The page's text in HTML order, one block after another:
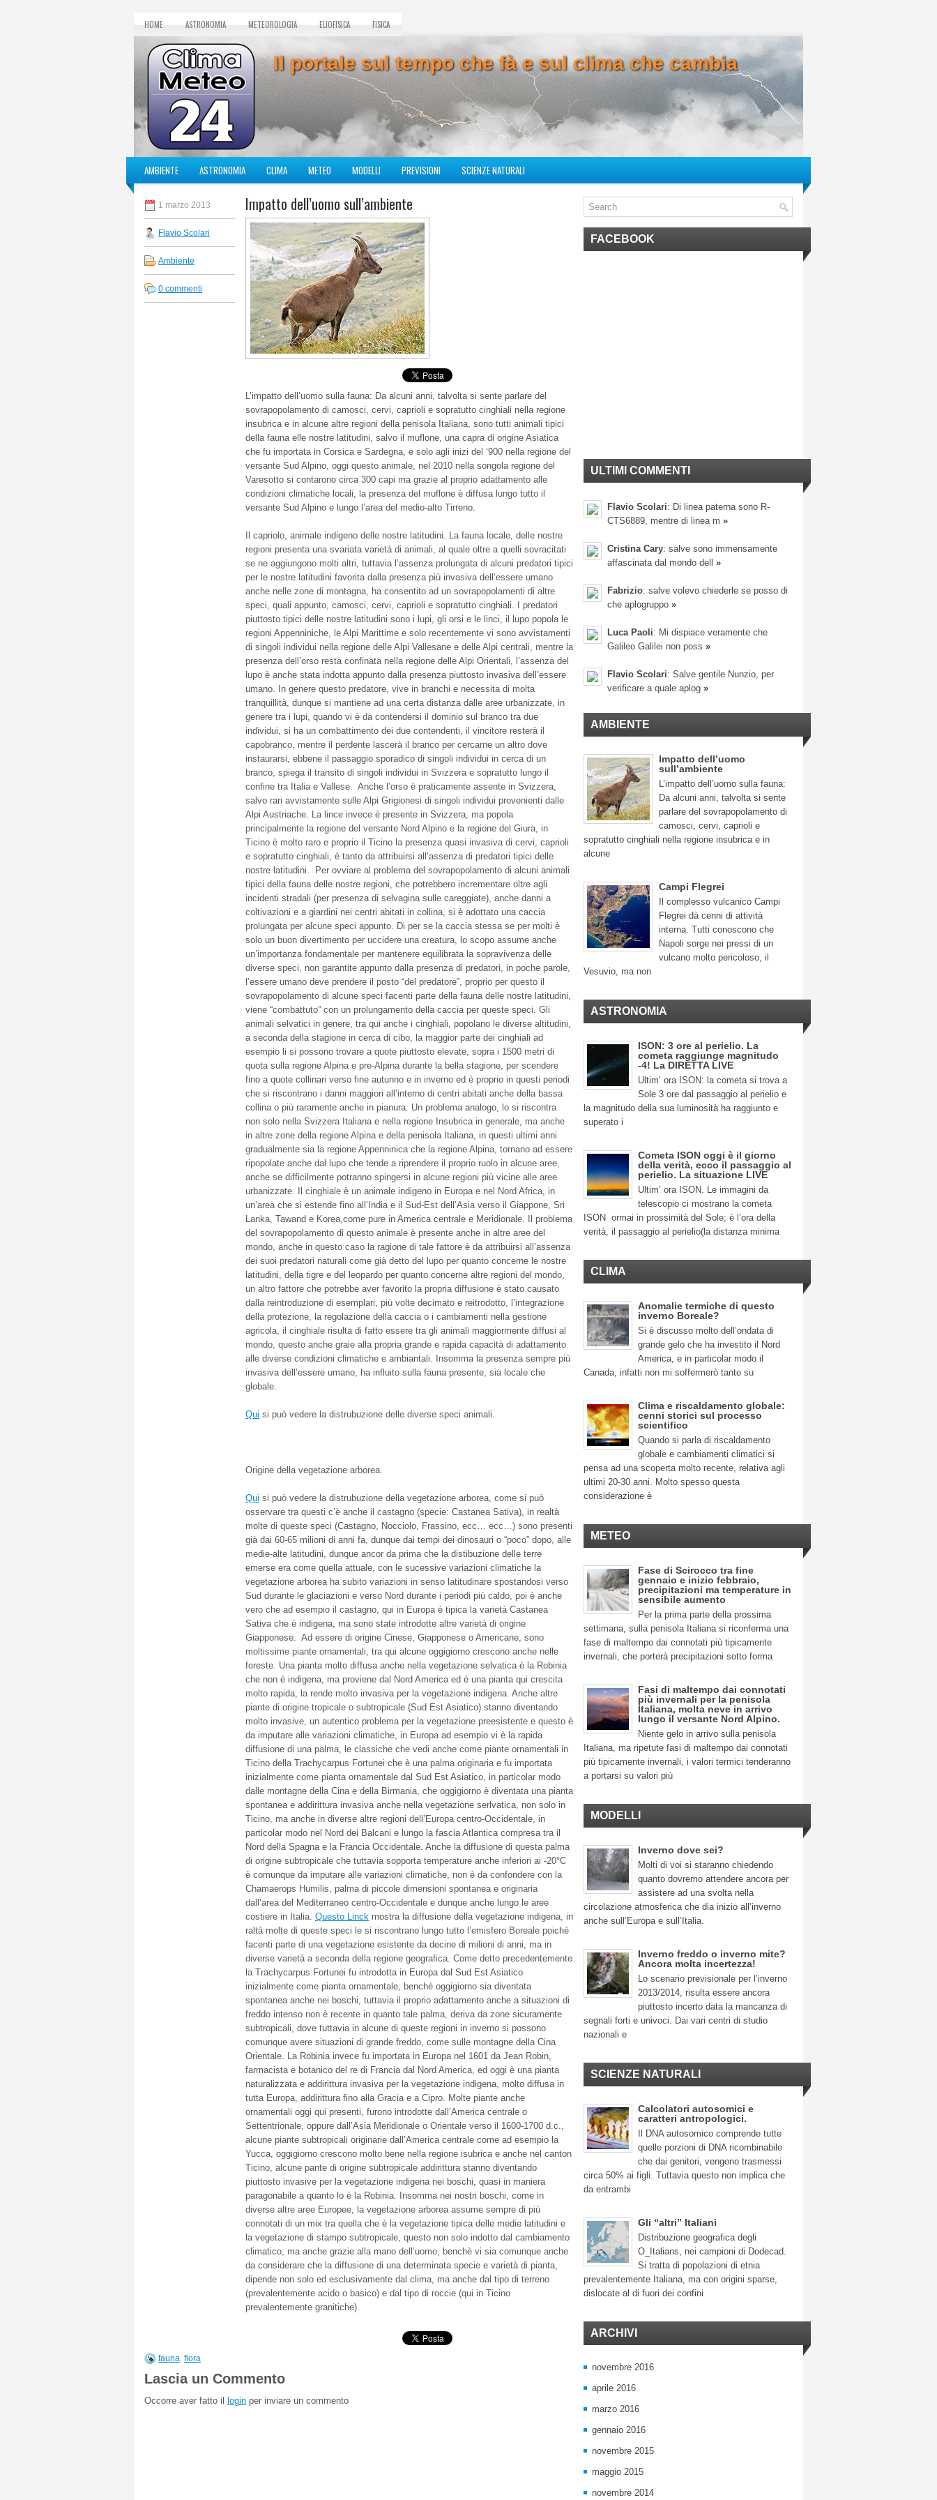
HOME ASTRONOMIA METEOROLOGIA ELIOFISICA FISICA
Il portale sul tempo che fà e sul clima che cambia
AMBIENTE ASTRONOMIA CLIMA METEO MODELLI PREVISIONI SCIENZE NATURALI
1 marzo 2013
Flavio Scolari
Ambiente
0 commenti
Impatto dell’uomo sull’ambiente
L’impatto dell’uomo sulla fauna: Da alcuni anni, talvolta si sente parlare del
sovrapopolamento di camosci, cervi, caprioli e sopratutto cinghiali nella regione
insubrica e in alcune altre regioni della penisola Italiana, sono tutti animali tipici
della fauna elle nostre latitudini, salvo il muflone, una capra di origine Asiatica
che fu importata in Corsica e Sardegna, e solo agli inizi del ‘900 nella regione del
versante Sud Alpino, oggi questo animale, nel 2010 nella songola regione del
Varesotto si contarono circa 300 capi ma grazie al proprio adattamento alle
condizioni climatiche locali, la presenza del muflone è diffusa lungo tutto il
versante Sud Alpino e lungo l’area del medio-alto Tirreno.
Il capriolo, animale indigeno delle nostre latitudini. La fauna locale, delle nostre
regioni presenta una svariata varietà di animali, al quale oltre a quelli sovracitati
se ne aggiungono molti altri, tuttavia l’assenza prolungata di alcuni predatori tipici
per le nostre latitudini favorita dalla presenza più invasiva dell’essere umano
anche nelle zone di montagna, ha consentito ad un sovrapopolamenti di altre
speci, quali appunto, camosci, cervi, caprioli e sopratutto cinghiali. I predatori
piuttosto tipici delle nostre latitudini sono i lupi, gli orsi e le linci, il lupo popola le
regioni Appenniniche, le Alpi Marittime e solo recentemente vi sono avvistamenti
di singoli individui nella regione delle Alpi Vallesane e delle Alpi centrali, mentre la
presenza dell’orso resta confinata nella regione delle Alpi Orientali, l’assenza del
lupo è anche stata indotta appunto dalla presenza piuttosto invasiva dell’essere
umano. In genere questo predatore, vive in branchi e necessita di molta
tranquillità, dunque si mantiene ad una certa distanza dalle aree urbanizzate, in
genere tra i lupi, quando vi è da contendersi il dominio sul branco tra due
individui, si ha un combattimento dei due contendenti, il vincitore resterà il
capobranco, mentre il perdente lascerà il branco per cercarne un altro dove
instaurarsi, ebbene il passaggio sporadico di singoli individui in cerca di un
branco, spiega il transito di singoli individui in Svizzera e sopratutto lungo il
confine tra Italia e Vallese. Anche l’orso è praticamente assente in Svizzera,
salvo rari avvistamente sulle Alpi Grigionesi di singoli individui provenienti dalle
Alpi Austriache. La lince invece è presente in Svizzera, ma popola
principalmente la regione del versante Nord Alpino e la regione del Giura, in
Ticino è molto raro e proprio il Ticino la presenza quasi invasiva di cervi, caprioli
e sopratutto cinghiali, è tanto da attribuirsi all’assenza di predatori tipici delle
nostre latitudini. Per ovviare al problema del sovrapopolamento di alcuni animali
tipici della fauna delle nostre regioni, che potrebbero incrementare oltre agli
incidenti stradali (per presenza di selvagina sulle careggiate), anche danni a
coltivazioni e a giardini nei centri abitati in collina, si è adottato una caccia
prolungata per alcune speci appunto. Di per se la caccia stessa se per molti è
solo un buon divertimento per uccidere una creatura, lo scopo assume anche
un’importanza fondamentale per mantenere equilibrata la sopravivenza delle
diverse speci, non garantite appunto dalla presenza di predatori, in poche parole,
l’essere umano deve prendere il posto “del predatore”, proprio per questo il
sovrapopolamento di alcune speci facenti parte della fauna delle nostre latitudini,
viene “combattuto” con un prolungamento della caccia per queste speci. Gli
animali selvatici in genere, tra qui anche i cinghiali, popolano le diverse altitudini,
a seconda della stagione in cerca di cibo, la maggior parte dei cinghiali ad
esempio li si possono trovare a quote piuttosto elevate, sopra i 1500 metri di
quota sulla regione Alpina e pre-Alpina durante la bella stagione, per scendere
fino a quote collinari verso fine autunno e in inverno ed è proprio in questi periodi
che si riscontrano i danni maggiori all’interno di centri abitati anche della bassa
collina o più raramente anche in pianura. Un problema analogo, lo si riscontra
non solo nella Svizzera Italiana e nella regione Insubrica in generale, ma anche
in altre zone della regione Alpina e della penisola Italiana, in questi ultimi anni
gradualmente sia la regione Appenninica che la regione Alpina, tornano ad essere
ripopolate anche dal lupo che tende a riprendere il proprio ruolo in alcune aree,
anche se difficilmente potranno spingersi in alcune regioni più vicine alle aree
urbanizzate. Il cinghiale è un animale indigeno in Europa e nel Nord Africa, in
un’area che si estende fino all’India e il Sud-Est dell’Asia verso il Giappone, Sri
Lanka, Tawand e Korea,come pure in America centrale e Meridionale. Il problema
del sovrapopolamento di questo animale è presente anche in altre aree del
mondo, anche in questo caso la ragione di tale fattore è da attribuirsi all’assenza
dei suoi predatori naturali come già detto del lupo per quanto concerne le nostre
latitudini, della tigre e del leopardo per quanto concerne altre regioni del mondo,
un altro fattore che potrebbe aver favorito la propria diffusione è stato causato
dalla reintroduzione di esemplari, più volte decimato e reitrodotto, l’integrazione
della protezione, la regolazione della caccia o i cambiamenti nella gestione
agricola, il cinghiale risulta di fatto essere tra gli animali maggiormente diffusi al
mondo, questo anche graie alla propria grande e rapida capacità di adattamento
alle diverse condizioni climatiche e ambiantali. Insomma la presenza sempre più
invasiva dell’essere umano, ha influito sulla fauna presente, sia locale che
globale.
Qui si può vedere la distrubuzione delle diverse speci animali.
Origine della vegetazione arborea.
Qui si può vedere la distrubuzione della vegetazione arborea, come si può
osservare tra questi c’è anche il castagno (specie: Castanea Sativa), in realtà
molte di queste speci (Castagno, Nocciolo, Frassino, ecc… ecc…) sono presenti
già dai 60-65 milioni di anni fa, dunque dai tempi dei dinosauri o “poco” dopo, alle
medie-alte latitudini, dunque ancor da prima che la distibuzione delle terre
emerse era come quella attuale, con le sucessive variazioni climatiche la
vegetazione arborea ha subito variazioni in senso latitudinare spostandosi verso
Sud durante le glaciazioni e verso Nord durante i periodi più caldo, poi è anche
vero che ad esempio il castagno, qui in Europa è tipica la varietà Castanea
Sativa che è indigena, ma sono state introdotte altre varietà di origine
Giapponese. Ad essere di origine Cinese, Giapponese o Americane, sono
moltissime piante ornamentali, tra qui alcune oggigiorno crescono anche nelle
foreste. Una pianta molto diffusa anche nella vegetazione selvatica è la Robinia
che non è indigena, ma proviene dal Nord America ed è una pianta qui crescita
molto rapida, la rende molto invasiva per la vegetazione indigena. Anche altre
piante di origine tropicale o subtropicale (Sud Est Asiatico) stanno diventando
molto invasive, un autentico problema per la vegetazione preesistente e questo è
da imputare alle variazioni climatiche, in Europa ad esempio vi è la rapida
diffusione di una palma, le classiche che vedi anche come piante ornamentali in
Ticino della Trachycarpus Fortunei che è una palma originaria e fu importata
inizialmente come pianta ornamentale dal Sud Est Asiatico, in particolar modo
dalle montagne della Cina e della Birmania, che oggigiorno è diventata una pianta
spontanea e addirittura invasiva anche nella vegetazione serlvatica, non solo in
Ticino, ma anche in diverse altre regioni dell’Europa centro-Occidentale, in
particolar modo nel Nord dei Balcani e lungo la fascia Atlantica compresa tra il
Nord della Spagna e la Francia Occidentale. Anche la diffusione di questa palma
di origine subtropicale che tuttavia sopporta temperature anche inferiori ai -20°C
è comunque da imputare alle variazioni climatiche, non è da confondere con la
Chamaerops Humilis, palma di piccole dimensioni spontanea e originaria
dall’area del Mediterraneo centro-Occidentale e dunque anche lungo le aree
costiere in Italia. Questo Linck mostra la diffusione della vegetazione indigena, in
raltà molte di queste speci le si riscontrano lungo tutto l’emisfero Boreale poichè
facenti parte di una vegetazione esistente da decine di milioni di anni, ma in
diverse varietà a seconda della regione geografica. Come detto precedentemente
la Trachycarpus Fortunei fu introdotta in Europa dal Sud Est Asiatico
inizialmente come pianta ornamentale, benchè oggigiorno sia diventata
spontanea anche nei boschi, tuttavia il proprio adattamento anche a situazioni di
freddo intenso non è recente in quanto tale palma, deriva da zone sicuramente
subtropicali, dove tuttavia in alcune di queste regioni in inverno si possono
comunque avere situazioni di grande freddo, come sulle montagne della Cina
Orientale. La Robinia invece fu importata in Europa nel 1601 da Jean Robin,
farmacista e botanico del re di Francia dal Nord America, ed oggi è una pianta
naturalizzata e addirittura invasiva per la vegetazione indigena, molto diffusa in
tutta Europa, addirittura fino alla Gracia e a Cipro. Molte piante anche
ornamentali oggi qui presenti, furono introdotte dall’America centrale o
Settentrionale, oppure dall’Asia Meridionale o Orientale verso il 1600-1700 d.c.,
alcune piante subtropicali originarie dall’America centrale come ad esempio la
Yucca, oggigiorno crescono molto bene nella regione isubrica e anche nel canton
Ticino, alcune pante di origine subtropicale addirittura stanno diventando
piuttosto invasive per la vegetazione indigena nei boschi, quasi in maniera
paragonabile a quanto lo è la Robinia. Insomma nei nostri boschi, come in
diverse altre aree Europee, la vegetazione arborea assume sempre di più
connotati di un mix tra quella che è la vegetazione tipica delle medie latitudini e
la vegetazione di stampo subtropicale, questo non solo indotto dal cambiamento
climatico, ma anche grazie alla mano dell’uomo, benchè vi sia comunque anche
da considerare che la diffusione di una determinata specie e varietà di pianta,
dipende non solo ed esclusivamente dal clima, ma anche dal tipo di terreno
(prevalentemente acido o basico) e dal tipo di roccie (qui in Ticino
prevalentemente granitiche).
fauna, flora
Lascia un Commento
Occorre aver fatto il login per inviare un commento
FACEBOOK
ULTIMI COMMENTI
Flavio Scolari: Di linea paterna sono R-
CTS6889, mentre di linea m »
Cristina Cary: salve sono immensamente
affascinata dal mondo dell »
Fabrizio: salve volevo chiederle se posso di
che aplogruppo »
Luca Paoli: Mi dispiace veramente che
Galileo Galilei non poss »
Flavio Scolari: Salve gentile Nunzio, per
verificare a quale aplog »
AMBIENTE
Impatto dell’uomo
sull’ambiente
L’impatto dell’uomo sulla fauna:
Da alcuni anni, talvolta si sente
parlare del sovrapopolamento di
camosci, cervi, caprioli e
sopratutto cinghiali nella regione insubrica e in
alcune
Campi Flegrei
Il complesso vulcanico Campi
Flegrei dà cenni di attività
interna. Tutti conoscono che
Napoli sorge nei pressi di un
vulcano molto pericoloso, il
Vesuvio, ma non
ASTRONOMIA
ISON: 3 ore al perielio. La
cometa raggiunge magnitudo
-4! La DIRETTA LIVE
Ultim’ ora ISON: la cometa si trova a
Sole 3 ore dal passaggio al perielio e
la magnitudo della sua luminosità ha raggiunto e
superato i
Cometa ISON oggi è il giorno
della verità, ecco il passaggio al
perielio. La situazione LIVE
Ultim’ ora ISON. Le immagini da
telescopio ci mostrano la cometa
ISON ormai in prossimità del Sole; è l’ora della
verità, il passaggio al perielio(la distanza minima
CLIMA
Anomalie termiche di questo
inverno Boreale?
Si è discusso molto dell’ondata di
grande gelo che ha investito il Nord
America, e in particolar modo il
Canada, infatti non mi soffermerò tanto su
Clima e riscaldamento globale:
cenni storici sul processo
scientifico
Quando si parla di riscaldamento
globale e cambiamenti climatici si
pensa ad una scoperta molto recente, relativa agli
ultimi 20-30 anni. Molto spesso questa
considerazione è
METEO
Fase di Scirocco tra fine
gennaio e inizio febbraio,
precipitazioni ma temperature in
sensibile aumento
Per la prima parte della prossima
settimana, sulla penisola Italiana si riconferma una
fase di maltempo dai connotati più tipicamente
invernali, che porterà precipitazioni sotto forma
Fasi di maltempo dai connotati
più invernali per la penisola
Italiana, molta neve in arrivo
lungo il versante Nord Alpino.
Niente gelo in arrivo sulla penisola
Italiana, ma ripetute fasi di maltempo dai connotati
più tipicamente invernali, i valori termici tenderanno
a portarsi su valori più
MODELLI
Inverno dove sei?
Molti di voi si staranno chiedendo
quanto dovremo attendere ancora per
assistere ad una svolta nella
circolazione atmosferica che dia inizio all’inverno
anche sull’Europa e sull’Italia.
Inverno freddo o inverno mite?
Ancora molta incertezza!
Lo scenario previsionale per l’inverno
2013/2014, risulta essere ancora
piuttosto incerto data la mancanza di
segnali forti e univoci. Dai vari centri di studio
nazionali e
SCIENZE NATURALI
Calcolatori autosomici e
caratteri antropologici.
Il DNA autosomico comprende tutte
quelle porzioni di DNA ricombinabile
che dai genitori, vengono trasmessi
circa 50% ai figli. Tuttavia questo non implica che
da entrambi
Gli “altri” Italiani
Distribuzione geografica degli
O_Italians, nei campioni di Dodecad.
Si tratta di popolazioni di etnia
prevalentemente Italiana, ma con origini sparse,
dislocate al di fuori dei confini
ARCHIVI
novembre 2016
aprile 2016
marzo 2016
gennaio 2016
novembre 2015
maggio 2015
novembre 2014